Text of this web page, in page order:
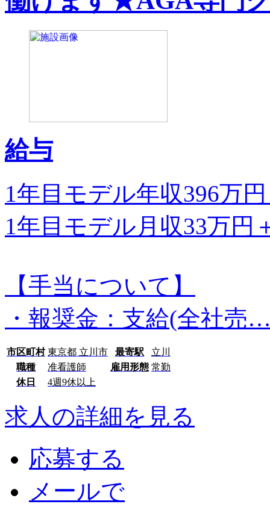
給与
1年目モデル年収396万
1年目モデル月収33万円
【手当について】
・報奨金：支給(全社売
市区町村 東京都 立川市 最寄駅
立川
職種
准看護師 雇用形態 常勤
休日
4週9休以上
求人の詳細を見る
応募する
メールで